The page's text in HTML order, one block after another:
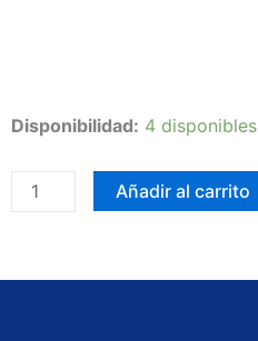
Disponibilidad: 4 disponibles
Exploradora
flauta
3
Añadir al carrito